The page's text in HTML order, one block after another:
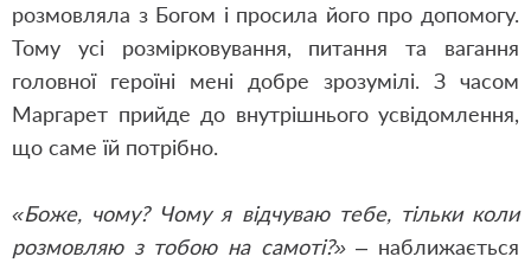
розмовляла з Богом і просила його про допомогу.
Тому усі розмірковування, питання та вагання
головної героїні мені добре зрозумілі. З часом
Маргарет прийде до внутрішнього усвідомлення,
що саме їй потрібно.
«Боже, чому? Чому я відчуваю тебе, тільки коли
розмовляю з тобою на самоті?»– наближається